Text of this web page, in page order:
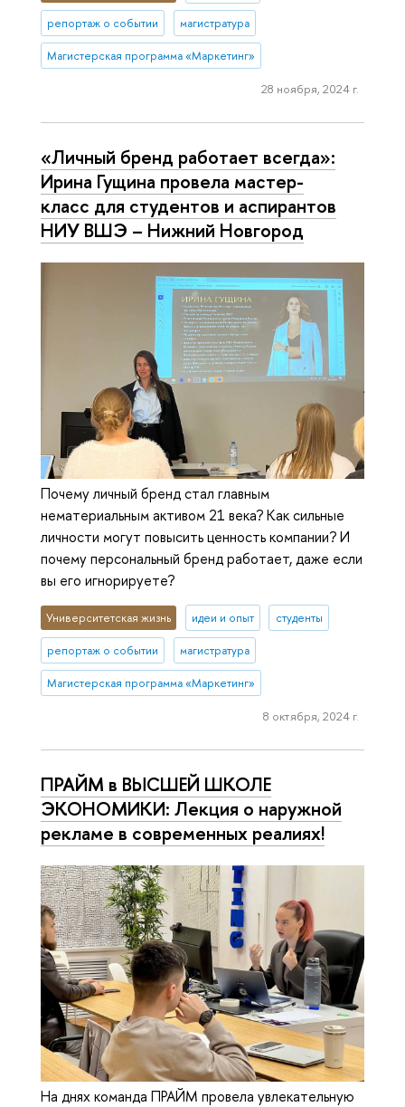
репортаж о событии магистратура
Магистерская программа «Маркетинг»
28 ноября, 2024 г.
«Личный бренд работает всегда»:
Ирина Гущина провела мастер-
класс для студентов и аспирантов
НИУ ВШЭ – Нижний Новгород
Почему личный бренд стал главным
нематериальным активом 21 века? Как сильные
личности могут повысить ценность компании? И
почему персональный бренд работает, даже если
вы его игнорируете?
Университетская жизнь идеи и опыт студенты
репортаж о событии магистратура
Магистерская программа «Маркетинг»
8 октября, 2024 г.
ПРАЙМ в ВЫСШЕЙ ШКОЛЕ
ЭКОНОМИКИ: Лекция о наружной
рекламе в современных реалиях!
На днях команда ПРАЙМ провела увлекательную